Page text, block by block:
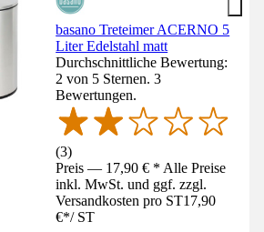
basano Treteimer ACERNO 5
Liter Edelstahl matt
Durchschnittliche Bewertung:
2 von 5 Sternen. 3
Bewertungen.
(3)
Preis — 17,90 € * Alle Preise
inkl. MwSt. und ggf. zzgl.
Versandkosten pro ST17,90
€*/ ST